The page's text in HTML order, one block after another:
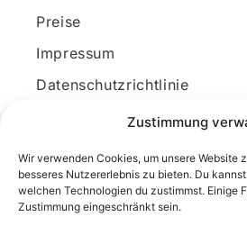
Zustimmung
Wir verwenden Cookies, um unsere Website
besseres Nutzererlebnis zu bieten. Du
welchen Technologien du zustimmst. Einige
Zustimmung eingeschränkt sein.
Preise
Impressum
Datenschutzrichtlinie
Kundenkonto
Unsere Kontaktdaten
E-Mail: